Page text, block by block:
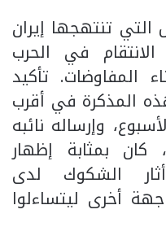
التي تنتهجها إيران
في الحرب
المفاوضات. تأكيد
المذكرة في أقرب
وإرساله نائبه
بمثابة إظهار
الشكوك لدى
أخرى ليتساءلوا